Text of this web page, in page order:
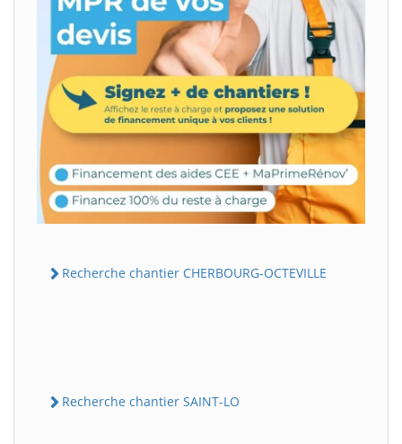
Recherche chantier CHERBOURG-OCTEVILLE
Recherche chantier SAINT-LO